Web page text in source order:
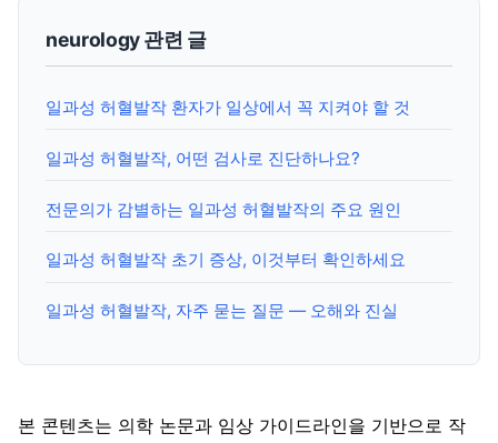
neurology 관련 글
일과성 허혈발작 환자가 일상에서 꼭 지켜야 할 것
일과성 허혈발작, 어떤 검사로 진단하나요?
전문의가 감별하는 일과성 허혈발작의 주요 원인
일과성 허혈발작 초기 증상, 이것부터 확인하세요
일과성 허혈발작, 자주 묻는 질문 — 오해와 진실
본 콘텐츠는 의학 논문과 임상 가이드라인을 기반으로 작